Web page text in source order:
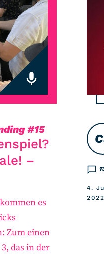
#15
–
es
Zum einen
das in der
4.
2022